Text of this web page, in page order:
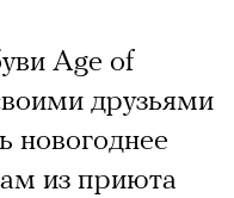
Age of
друзьями
новогоднее
из приюта